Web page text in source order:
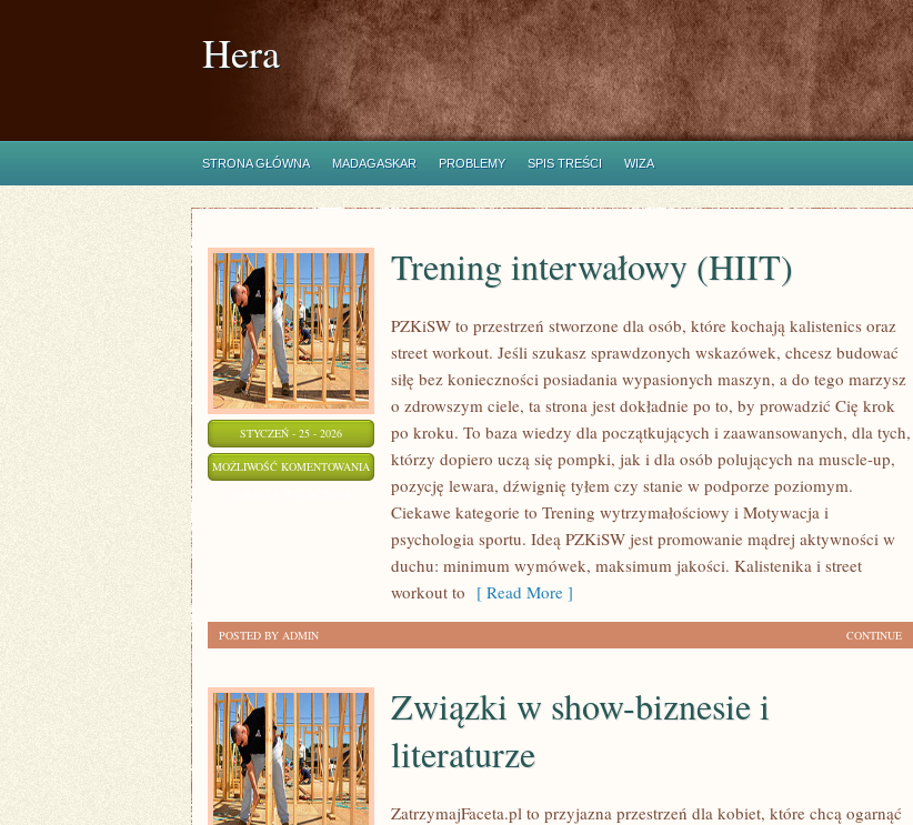
Hera
STRONA GŁÓWNA MADAGASKAR PROBLEMY SPIS TREŚCI WIZA
STYCZEŃ - 25 - 2026
MOŻLIWOŚĆ KOMENTOWANIA TRENING
INTERWAŁOWY
(HIIT)
Trening interwałowy (HIIT)
PZKiSW to przestrzeń stworzone dla osób, które kochają kalistenics oraz
street workout. Jeśli szukasz sprawdzonych wskazówek, chcesz budować
siłę bez konieczności posiadania wypasionych maszyn, a do tego marzysz
o zdrowszym ciele, ta strona jest dokładnie po to, by prowadzić Cię krok
po kroku. To baza wiedzy dla początkujących i zaawansowanych, dla tych,
którzy dopiero uczą się pompki, jak i dla osób polujących na muscle-up,
pozycję lewara, dźwignię tyłem czy stanie w podporze poziomym.
Ciekawe kategorie to Trening wytrzymałościowy i Motywacja i
psychologia sportu. Ideą PZKiSW jest promowanie mądrej aktywności w
duchu: minimum wymówek, maksimum jakości. Kalistenika i street
workout to [ Read More ]
CONTINUE
POSTED BY ADMIN
Związki w show-biznesie i
literaturze
ZatrzymajFaceta.pl to przyjazna przestrzeń dla kobiet, które chcą ogarnąć